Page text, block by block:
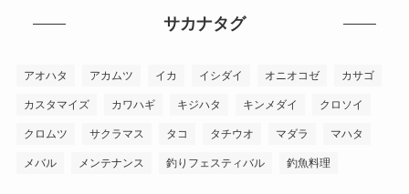
サカナタグ
アオハタ アカムツ イカ イシダイ オニオコゼ カサゴ
カスタマイズ カワハギ キジハタ キンメダイ クロソイ
クロムツ サクラマス タコ タチウオ マダラ マハタ
メバル メンテナンス 釣りフェスティバル 釣魚料理